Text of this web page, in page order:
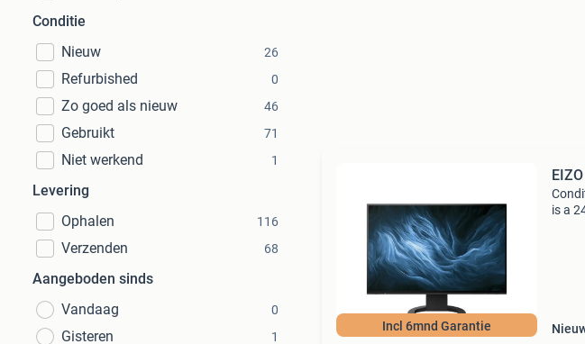
Conditie
Nieuw
26
Refurbished 0
Zo goed als nieuw 46
Gebruikt 71
Niet werkend 1
Levering
Ophalen
116
Verzenden 68
Aangeboden sinds
Vandaag
0
Gisteren 1
Incl 6mnd Garantie
is a